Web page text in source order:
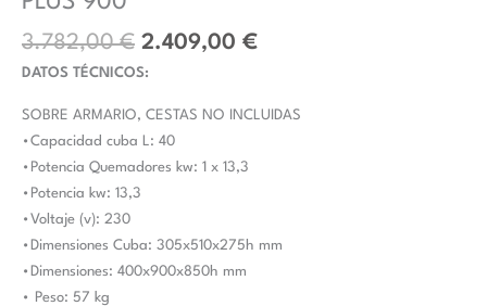
3.782,00€ 2.409,00 €
DATOS TÉCNICOS:
SOBRE ARMARIO, CESTAS NO INCLUIDAS
•Capacidad cuba L: 40
•Potencia Quemadores kw: 1 x 13,3
•Potencia kw: 13,3
•Voltaje (v): 230
•Dimensiones Cuba: 305x510x275h mm
•Dimensiones: 400x900x850h mm
• Peso: 57 kg
cestas)
13,3
MAGISTRA
cantidad